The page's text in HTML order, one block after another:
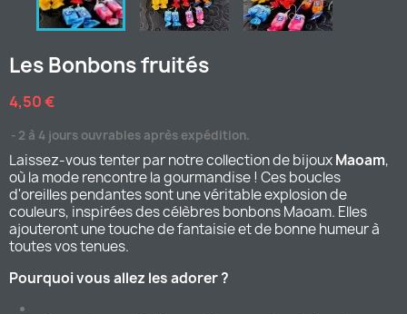
Les Bonbons fruités
4,50 €
2 à 4 jours ouvrables après expédition.
Laissez-vous tenter par notre collection de bijouxMaoam,
où la mode rencontre la gourmandise ! Ces boucles
d'oreilles pendantes sont une véritable explosion de
couleurs, inspirées des célèbres bonbons Maoam. Elles
ajouteront une touche de fantaisie et de bonne humeur à
toutes vos tenues.
Pourquoi vous allez les adorer ?